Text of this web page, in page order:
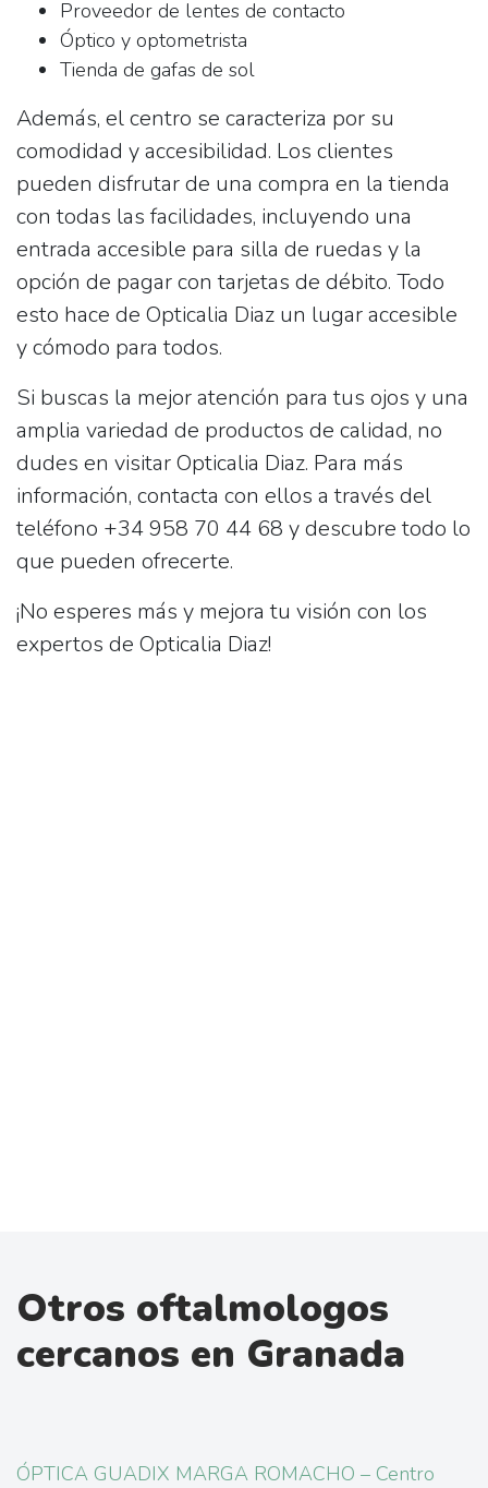
Proveedor de lentes de contacto
Óptico y optometrista
Tienda de gafas de sol
Además, el centro se caracteriza por su
comodidad y accesibilidad. Los clientes
pueden disfrutar de una compra en la tienda
con todas las facilidades, incluyendo una
entrada accesible para silla de ruedas y la
opción de pagar contarjetas de débito. Todo
esto hace de Opticalia Diaz un lugar accesible
y cómodo para todos.
Si buscas la mejor atención para tus ojos y una
amplia variedad de productos de calidad, no
dudes en visitar Opticalia Diaz. Para más
información, contacta con ellos a través del
teléfono +34 958 70 44 68 y descubre todo lo
que pueden ofrecerte.
¡No esperes más y mejora tu visión con los
expertos de Opticalia Diaz!
Otros oftalmologos
cercanos en Granada
ÓPTICA GUADIX MARGA ROMACHO – Centro